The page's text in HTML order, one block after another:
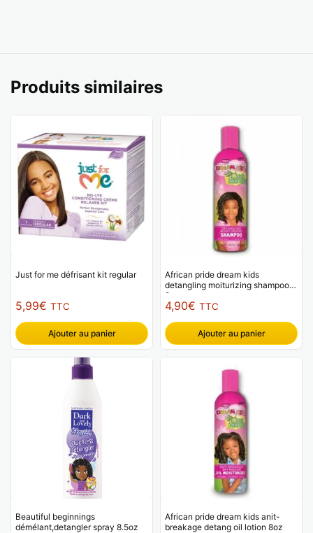
Produits similaires
Just for me défrisant kit regular
5,99€ TTC
Ajouter au panier
African pride dream kids
detangling moiturizing shampoo
8oz
4,90€ TTC
Ajouter au panier
Beautiful beginnings
démélant,detangler spray 8.5oz
African pride dream kids anit-
breakage detang oil lotion 8oz